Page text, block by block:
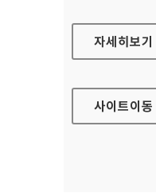
보성군청
자세히보기
사이트이동